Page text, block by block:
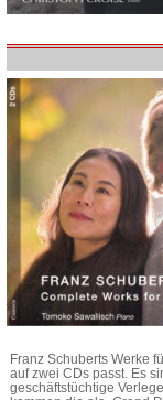
Franz Schuberts Werke
auf zwei CDs passt. Es
geschäftstüchtige